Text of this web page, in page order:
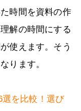
時間を資料の作
解の時間にする
使えます。そう
ります。
選を比較！選び